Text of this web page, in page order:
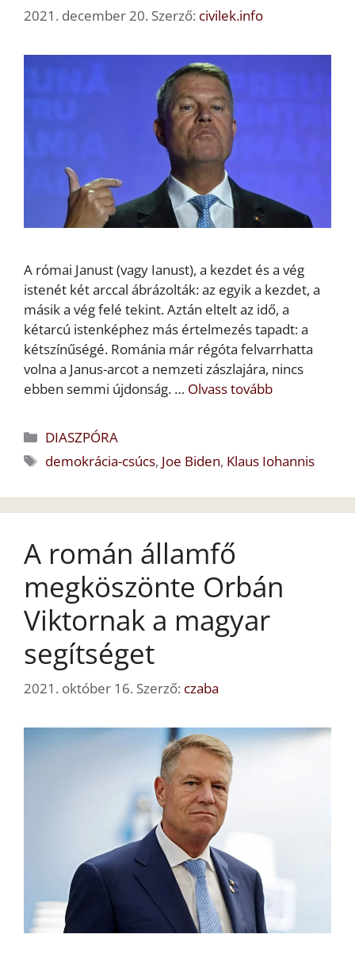
2021. december 20. Szerző: civilek.info
A római Janust (vagy Ianust), a kezdet és a vég
istenét két arccal ábrázolták: az egyik a kezdet, a
másik a vég felé tekint. Aztán eltelt az idő, a
kétarcú istenképhez más értelmezés tapadt: a
kétszínűségé. Románia már régóta felvarrhatta
volna a Janus-arcot a nemzeti zászlajára, nincs
ebben semmi újdonság. … Olvass tovább
Kategória
DIASZPÓRA
Címkék
demokrácia-csúcs, Joe Biden, Klaus Iohannis
A román államfő
megköszönte Orbán
Viktornak a magyar
segítséget
2021. október 16. Szerző: czaba